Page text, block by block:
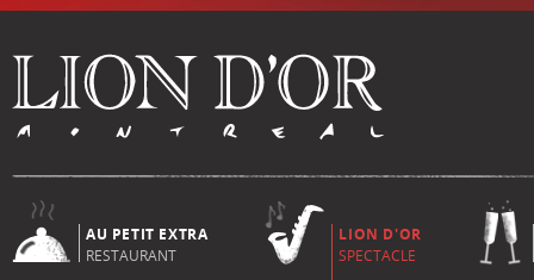
AU PETIT EXTRA
RESTAURANT
LION D'OR
SPECTACLE